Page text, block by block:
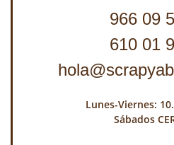
966 09
610 01
Lunes-Viernes:
Sábados